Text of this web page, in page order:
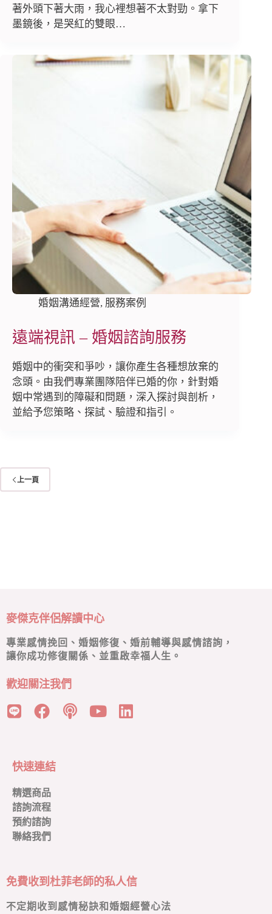
著外頭下著大雨，我心裡想著不太對勁。拿下
墨鏡後，是哭紅的雙眼…
婚姻溝通經營, 服務案例
遠端視訊 – 婚姻諮詢服務
婚姻中的衝突和爭吵，讓你產生各種想放棄的
念頭。由我們專業團隊陪伴已婚的你，針對婚
姻中常遇到的障礙和問題，深入探討與剖析，
並給予您策略、探試、驗證和指引。
上一頁
麥傑克伴侶解讀中心
專業感情挽回、婚姻修復、婚前輔導與感情諮詢，
讓你成功修復關係、並重啟幸福人生。
歡迎關注我們
快速連結
精選商品
諮詢流程
預約諮詢
聯絡我們
免費收到杜菲老師的私人信
不定期收到感情秘訣和婚姻經營心法